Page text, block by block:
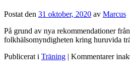
Postat den 31 oktober, 2020 av Marcus
På grund av nya rekommendationer
folkhälsomyndigheten kring huruvida
Publicerat i Träning | Kommentarer